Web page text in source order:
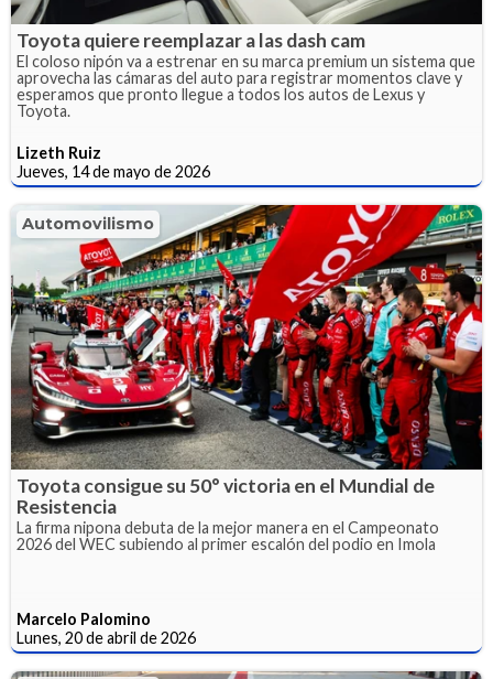
Toyota quiere reemplazar a las dash cam
El coloso nipón va a estrenar en su marca premium un sistema que
aprovecha las cámaras del auto para registrar momentos clave y
esperamos que pronto llegue a todos los autos de Lexus y
Toyota.
Lizeth Ruiz
Jueves, 14 de mayo de 2026
Automovilismo
Toyota consigue su 50° victoria en el Mundial de
Resistencia
La firma nipona debuta de la mejor manera en el Campeonato
2026 del WEC subiendo al primer escalón del podio en Imola
Marcelo Palomino
Lunes, 20 de abril de 2026